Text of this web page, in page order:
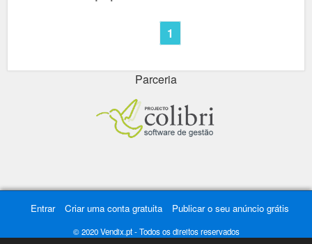
1
Parceria
Entrar Criar uma conta gratuita Publicar o seu anúncio grátis
© 2020 Vendix.pt - Todos os direitos reservados